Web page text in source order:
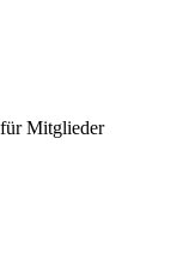
für Mitglieder